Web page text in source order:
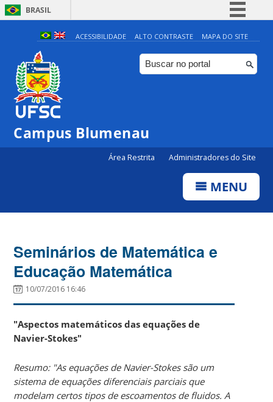
BRASIL
Simplifique!
Comunica BR
Participe
ACESSIBILIDADE ALTO CONTRASTE MAPA DO SITE
Campus Blumenau
Área Restrita Administradores do Site
MENU
Seminários de Matemática e
Educação Matemática
10/07/2016 16:46
"Aspectos matemáticos das equações de
Navier-Stokes"
Resumo: "As equações de Navier-Stokes são um
sistema de equações diferenciais parciais que
modelam certos tipos de escoamentos de fluidos. A